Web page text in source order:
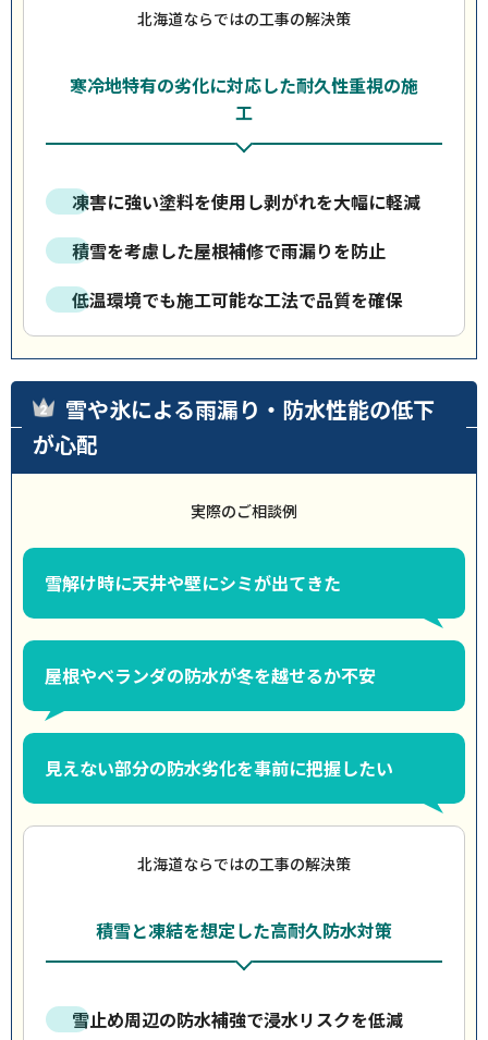
北海道ならではの工事の解決策
寒冷地特有の劣化に対応した耐久性重視の施
工
凍害に強い塗料を使用し剥がれを大幅に軽減
積雪を考慮した屋根補修で雨漏りを防止
低温環境でも施工可能な工法で品質を確保
雪や氷による雨漏り・防水性能の低下
が心配
実際のご相談例
雪解け時に天井や壁にシミが出てきた
屋根やベランダの防水が冬を越せるか不安
見えない部分の防水劣化を事前に把握したい
北海道ならではの工事の解決策
積雪と凍結を想定した高耐久防水対策
雪止め周辺の防水補強で浸水リスクを低減